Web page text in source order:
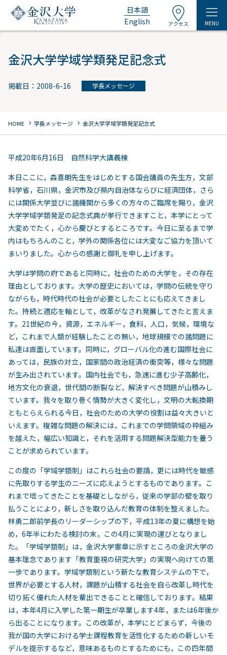
日本語
English
アクセス MENU
金沢大学学域学類発足記念式
掲載日：2008-6-16 学長メッセージ
HOME chevron_right 学長メッセージ chevron_right 金沢大学学域学類発足記念式
平成20年6月16日 自然科学大講義棟
本日ここに，森喜朗先生をはじめとする国会議員の先生方，文部
科学省，石川県，金沢市及び県内自治体ならびに経済団体，さら
には関係大学並びに諸機関から多くの方々のご臨席を賜り，金沢
大学学域学類発足の記念式典が挙行できますこと，本学にとって
大変めでたく，心から慶びとするところです。今日に至るまで学
内はもちろんのこと，学外の関係各位には大変なご協力を頂いて
まいりました。心からの感謝と御礼を申し上げます。
大学は学問の府であると同時に，社会のための大学を，その存在
理由としております。大学の歴史においては，学問の伝統を守り
ながらも，時代時代の社会が必要としたことにも応えてきまし
た。持続と適応を軸として，改革がなされ発展してきたと言えま
す。21世紀の今，資源，エネルギー，食料，人口，気候，環境な
ど，これまで人類が経験したことの無い，地球規模での諸問題に
私達は直面しています。同時に，グローバル化の進む国際社会に
あっては，民族の対立，国家間の政治経済の衝突等，様々な問題
が生み出されています。国内社会でも，急速に進む少子高齢化，
地方文化の衰退，世代間の断裂など，解決すべき問題が山積みし
ています。我々を取り巻く情勢が大きく変化し，文明の大転換期
ともとらえられる今日，社会のための大学の役割は益々大きいと
いえます。複雑な問題の解決には，これまでの学問領域の枠組み
を越えた，幅広い知識と，それを活用する問題解決型能力を養う
ことが求められています。
この度の「学域学類制」はこれら社会の要請，更には時代を敏感
に先取りする学生のニーズに応えようとするものであります。こ
れまで培ってきたことを基礎としながら，従来の学部の壁を取り
払うことにより，新しさを取り込んだ教育の体制を整えました。
林勇二郎前学長のリーダーシップの下，平成13年の夏に構想を始
め，6年半にわたる検討の末，この4月に実現の運びとなりまし
た。「学域学類制」は，金沢大学憲章に示すところの金沢大学の
基本理念であります「教育重視の研究大学」の実現へ向けての第
一歩であります。学域学類制という新たな教育システムの下で，
世界が必要とする人材，課題が山積する社会を自ら改革し時代を
切り拓く優れた人材を輩出できることと確信しております。結果
は，本年4月に入学した第一期生が卒業します4年，または6年後か
ら出ることになります。この改革が，本学にとどまらず，今後の
我が国の大学における学士課程教育を活性化するための新しいモ
デルを提示するなど，意味あるものとするためにも，この四年間